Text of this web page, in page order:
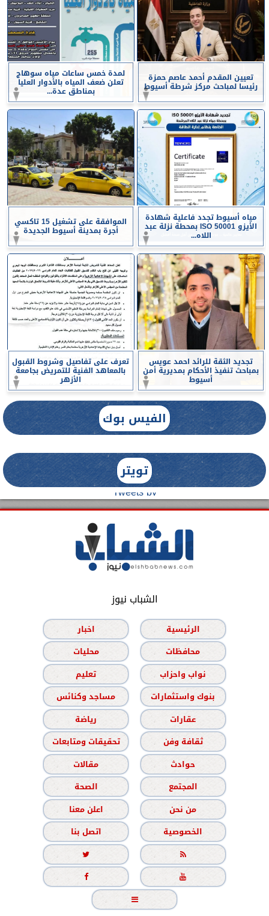
تعيين المقدم أحمد عاصم حمزة
رئيسا لمباحث مركز شرطة أسيوط
لمدة خمس ساعات مياه سوهاج
تعلن ضعف المياه بالأدوار العليا
بمناطق عدة...
مياه أسيوط تجدد فاعلية شهادة
الأيزو ISO 50001 بمحطة نزلة عبد
اللاه...
الموافقة على تشغيل 15 تاكسي
أجرة بمدينة أسيوط الجديدة
تجديد الثقة للرائد احمد عويس
بمباحث تنفيذ الأحكام بمديرية أمن
أسيوط
تعرف على تفاصيل وشروط القبول
بالمعاهد الفنية للتمريض بجامعة
الأزهر
الفيس بوك
تويتر
Tweets by
الشباب نيوز
الرئيسية
اخبار
محافظات
محليات
نواب واحزاب
تعليم
بنوك واستثمارات
مساجد وكنائس
عقارات
رياضة
ثقافة وفن
تحقيقات ومتابعات
حوادث
مقالات
المجتمع
الصحة
من نحن
اعلن معنا
الخصوصية
اتصل بنا




